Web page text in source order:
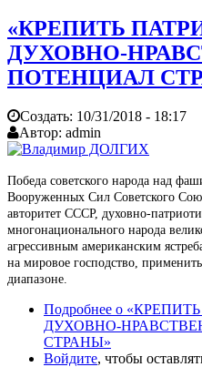
«КРЕПИТЬ
ДУХОВНО-
ПОТЕНЦИАЛ
Создать: 10/31/2018 - 18:17
Автор: admin
Победа советского народа над
Вооруженных Сил Советского
авторитет СССР, духовно-
многонационального народа
агрессивным американским
на мировое господство,
диапазоне.
Подробнее о
ДУХОВНО-
СТРАНЫ»
Войдите, чтобы